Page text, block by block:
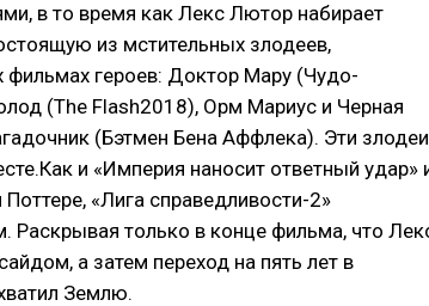
в то время как Лекс Лютор набирает
из мстительных злодеев,
фильмах героев: Доктор Мару (Чудо-
(The Flash2018), Орм Мариус и Черная
(Бэтмен Бена Аффлека). Эти злодеи
и «Империя наносит ответный удар»
«Лига справедливости-2»
Раскрывая только в конце фильма, что
а затем переход на пять лет в
Землю.